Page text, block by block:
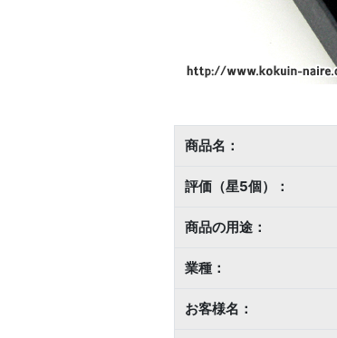
商品名：
評価（星5個）：
商品の用途：
業種：
お客様名：